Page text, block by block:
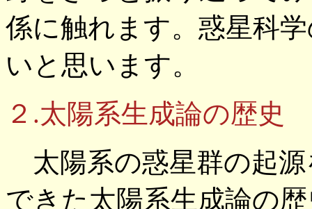
係に触れます。惑星科
いと思います。
２.太陽系生成論の歴史
太陽系の惑星群の起源
できた太陽系生成論の